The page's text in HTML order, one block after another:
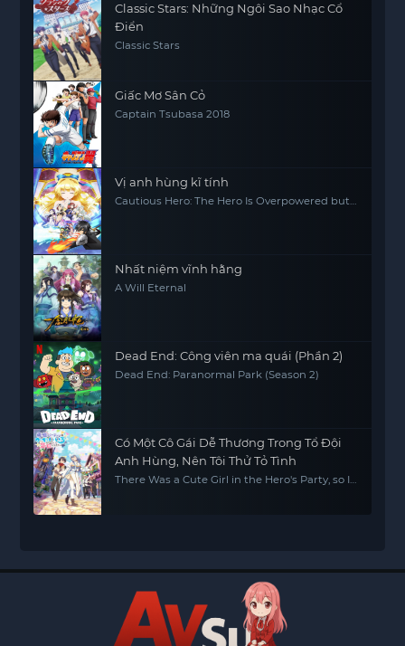
Classic Stars: Những Ngôi Sao Nhạc Cổ
Điển
Classic Stars
Giấc Mơ Sân Cỏ
Captain Tsubasa 2018
Vị anh hùng kĩ tính
Cautious Hero: The Hero Is Overpowered but
Nhất niệm vĩnh hằng
A Will Eternal
Dead End: Công viên ma quái (Phần 2)
Dead End: Paranormal Park (Season 2)
Có Một Cô Gái Dễ Thương Trong Tổ Đội
Anh Hùng, Nên Tôi Thử Tỏ Tình
There Was a Cute Girl in the Hero's Party, so I